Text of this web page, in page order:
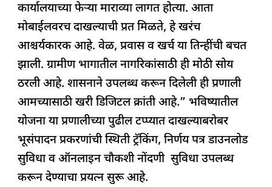
कार्यालयाच्या फेऱ्या माराव्या लागत होत्या. आता
मोबाईलवरच दाखल्याची प्रत मिळते, हे खरंच
आश्चर्यकारक आहे. वेळ, प्रवास व खर्च या तिन्हींची बचत
झाली. ग्रामीण भागातील नागरिकांसाठी ही मोठी सोय
ठरली आहे. शासनाने उपलब्ध करून दिलेली ही प्रणाली
आमच्यासाठी खरी डिजिटल क्रांती आहे.” भविष्यातील
योजना या प्रणालीच्या पुढील टप्प्यात दाखल्याबरोबर
भूसंपादन प्रकरणांची स्थिती ट्रॅकिंग, निर्णय पत्र डाउनलोड
सुविधा व ऑनलाइन चौकशी नोंदणी सुविधा उपलब्ध
करून देण्याचा प्रयत्न सुरू आहे.